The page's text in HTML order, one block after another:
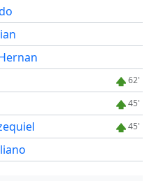
62'
45'
45'